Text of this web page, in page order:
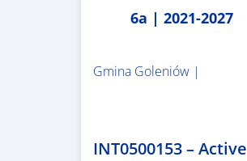
6a | 2021-2027
Gmina Goleniów |
INT0500153 – Active